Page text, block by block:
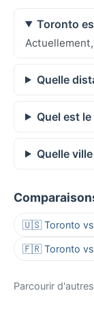
Toronto
Quelle
Quel est
Quelle
🇺🇸 Toronto vs
🇫🇷 Toronto vs
Parcourir